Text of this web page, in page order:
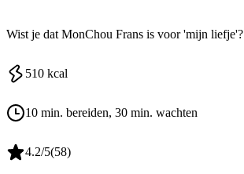
Wist je dat MonChou Frans is voor 'mijn liefje'?
510 kcal
10 min. bereiden, 30 min. wachten
4.2/5(58)